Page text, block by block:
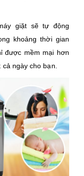
giặt sẽ tự động
khoảng thời gian
được mềm mại hơn
ngày cho bạn.